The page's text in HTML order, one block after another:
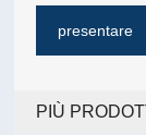
presentare
PIÙ